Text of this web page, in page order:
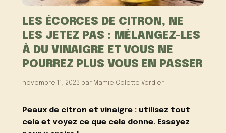
LES ÉCORCES DE CITRON, NE
LES JETEZ PAS : MÉLANGEZ-LES
À DU VINAIGRE ET VOUS NE
POURREZ PLUS VOUS EN PASSER
novembre 11, 2023 par Mamie Colette Verdier
Peaux de citron et vinaigre : utilisez tout
cela et voyez ce que cela donne. Essayez